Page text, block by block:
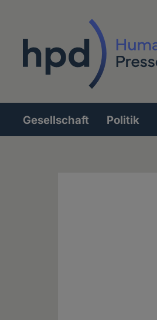
Hauptnavigation
Gesellschaft Politik